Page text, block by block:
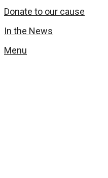
Donate to our cause
In the News
Menu